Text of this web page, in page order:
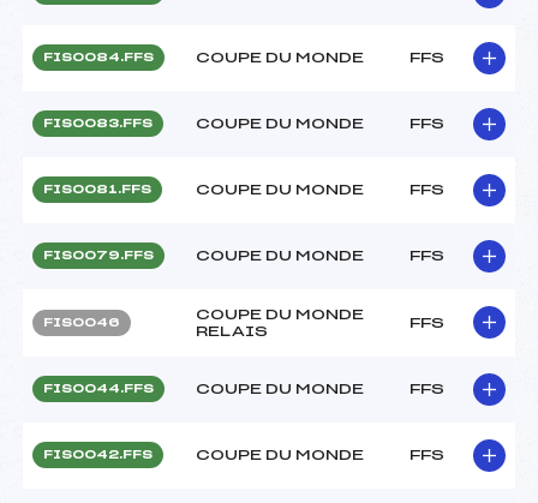
FIS0084.FFS COUPE DU MONDE FFS
FIS0083.FFS COUPE DU MONDE FFS
FIS0081.FFS COUPE DU MONDE FFS
FIS0079.FFS COUPE DU MONDE FFS
FIS0046
COUPE DU MONDE
RELAIS
FFS
FIS0044.FFS COUPE DU MONDE FFS
FIS0042.FFS COUPE DU MONDE FFS